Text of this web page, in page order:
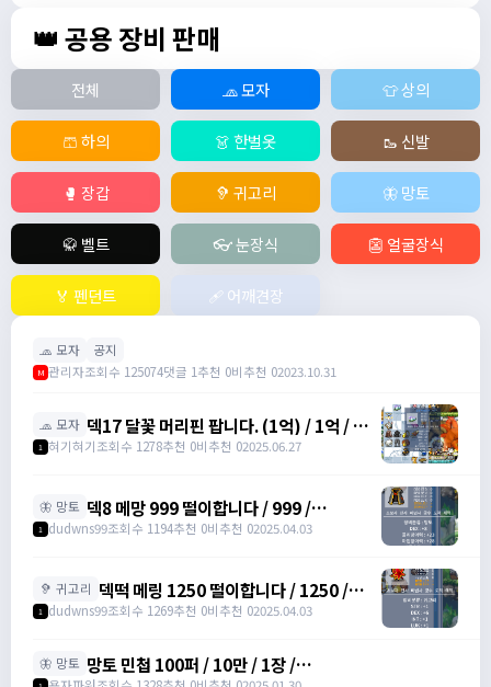
👑 공용 장비 판매
전체 🧢 모자 👕 상의
🩳 하의 👗 한벌옷 🥾 신발
🥊 장갑 🦻 귀고리 🦋 망토
🥋 벨트 👓 눈장식 👺 얼굴장식
🏅 펜던트 🩹 어깨견장
🧢 모자 공지
M 관리자조회수 125074댓글 1추천 0비추천 02023.10.31
🧢 모자 덱17 달꽃 머리핀 팝니다. (1억) / 1억 / 덱
17 달꽃 머리핀 (완작) 싸게넘깁니다. /
1 혀기혀기조회수 1278추천 0비추천 02025.06.27
🦋 망토 덱8 메망 999 떨이합니다 / 999 /
https://open.kakao.com/o/gHP3Pfph
https://open.kakao.com/o/gHP3Pfph
1 dudwns99조회수 1194추천 0비추천 02025.04.03
🦻 귀고리 덱떡 메링 1250 떨이합니다 / 1250 /
https://open.kakao.com/o/gHP3Pfph
1 dudwns99조회수 1269추천 0비추천 02025.04.03
🦋 망토 망토 민첩 100퍼 / 10만 / 1장 /